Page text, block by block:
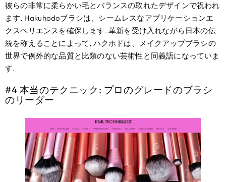
彼らの非常に柔らかい毛とバランスの取れたデザインで祝われ
ます, Hakuhodoブラシは、シームレスなアプリケーションエ
クスペリエンスを確保します. 革新を受け入れながら日本の伝
統を称えることによって, ハクホドは、メイクアップブラシの
世界で例外的な品質と比類のない芸術性と同義語になっていま
す.
#4 本当のテクニック: プロのグレードのブラシ
のリーダー